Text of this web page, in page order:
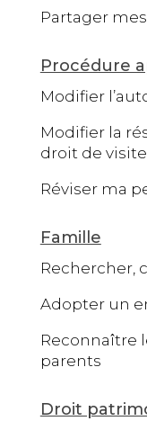
Partager
Procédure
Modifier
Modifier la
droit de
Réviser ma
Famille
Rechercher,
Adopter un
Reconnaître
parents
Droit